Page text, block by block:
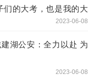
们的大考，也是我的大
2023-06-08
湖公安：全力以赴 为
2023-06-08